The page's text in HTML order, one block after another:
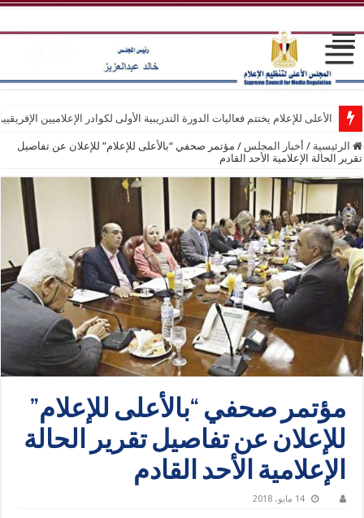
الأعلى للإعلام يختتم فعاليات الدورة التدريبية الأولى لكوادر الإعلاميين
الرئيسية / أخبار المجلس / مؤتمر صحفي “بالأعلى للإعلام” للإعلان عن تفاصيل
تقرير الحالة الإعلامية الأحد القادم
مؤتمر صحفي “بالأعلى للإعلام”
للإعلان عن تفاصيل تقرير الحالة
الإعلامية الأحد القادم
14 مايو، 2018